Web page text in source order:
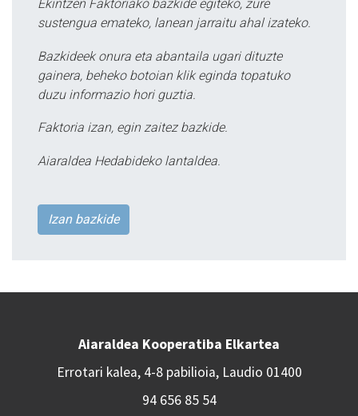
Ekintzen Faktoriako bazkide egiteko, zure
sustengua emateko, lanean jarraitu ahal izateko.
Bazkideek onura eta abantaila ugari dituzte
gainera, beheko botoian klik eginda topatuko
duzu informazio hori guztia.
Faktoria izan, egin zaitez bazkide.
Aiaraldea Hedabideko lantaldea.
Izan bazkide
Aiaraldea Kooperatiba Elkartea
Errotari kalea, 4-8 pabilioia, Laudio 01400
94 656 85 54